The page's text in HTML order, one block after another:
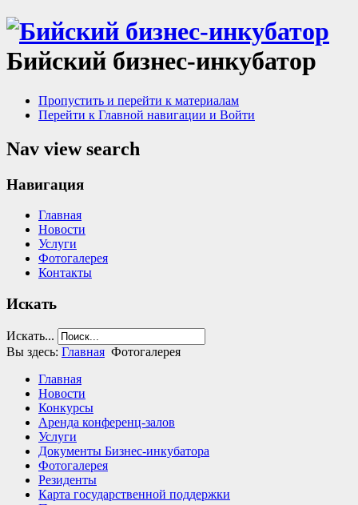
Бийский бизнес-инкубатор
Пропустить и перейти к материалам
Перейти к Главной навигации и Войти
Nav view search
Навигация
Главная
Новости
Услуги
Фотогалерея
Контакты
Искать
Искать...
Вы здесь: Главная Фотогалерея
Главная
Новости
Конкурсы
Аренда конференц-залов
Услуги
Документы Бизнес-инкубатора
Фотогалерея
Резиденты
Карта государственной поддержки